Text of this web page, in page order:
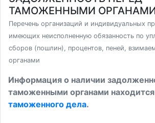
ТАМОЖЕННЫМИ
Перечень организаций и индивидуальных
имеющих неисполненную обязанность по
сборов (пошлин), процентов, пеней,
органами
Информация о наличии
таможенными органами
таможенного дела.